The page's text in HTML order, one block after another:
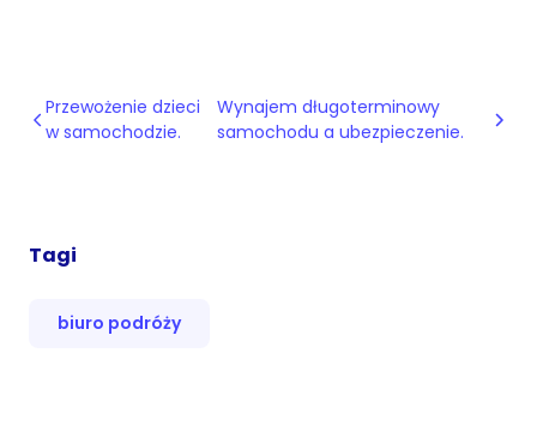
Przewożenie dzieci
w samochodzie.
Wynajem długoterminowy
samochodu a ubezpieczenie.
Tagi
biuro podróży